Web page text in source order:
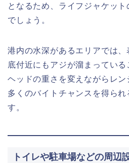
となるため、ライフジャケッ
でしょう。
港内の水深があるエリアでは
底付近にもアジが溜まってい
ヘッドの重さを変えながらレン
多くのバイトチャンスを得られ
す。
トイレや駐車場などの周辺